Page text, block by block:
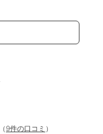
（ 9件の口コミ ）